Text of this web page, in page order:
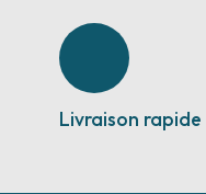
Livraison rapide